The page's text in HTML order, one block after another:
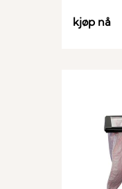
Passer til:
kjøp nå